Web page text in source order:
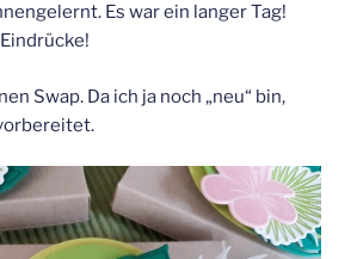
Es war ein langer Tag!
Swap. Da ich ja noch „neu“ bin,